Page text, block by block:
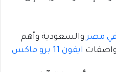
والسعودية وأهم
ايفون 11 برو ماكس